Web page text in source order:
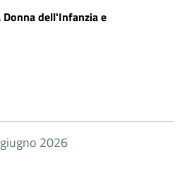
Donna dell'Infanzia e
2026